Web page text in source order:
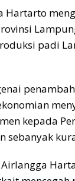
Hartarto
padi
kepada
sebanyak